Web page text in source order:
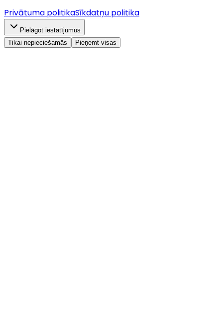
Privātuma politikaSīkdatņu politika
Pielāgot iestatījumus
Tikai nepieciešamās
Pieņemt visas